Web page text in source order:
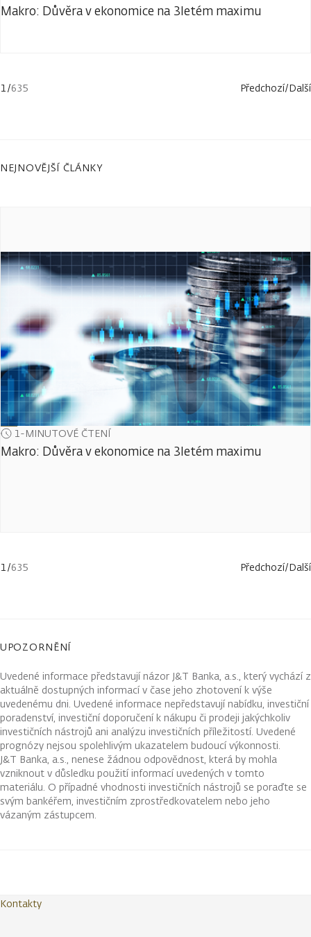
Makro: Důvěra v ekonomice na 3letém maximu
1/635 Předchozí/Další
NEJNOVĚJŠÍ ČLÁNKY
1-MINUTOVÉ ČTENÍ
Makro: Důvěra v ekonomice na 3letém maximu
1/635 Předchozí/Další
UPOZORNĚNÍ
Uvedené informace představují názor J&T Banka, a.s., který vychází z
aktuálně dostupných informací v čase jeho zhotovení k výše
uvedenému dni. Uvedené informace nepředstavují nabídku, investiční
poradenství, investiční doporučení k nákupu či prodeji jakýchkoliv
investičních nástrojů ani analýzu investičních příležitostí. Uvedené
prognózy nejsou spolehlivým ukazatelem budoucí výkonnosti.
J&T Banka, a.s., nenese žádnou odpovědnost, která by mohla
vzniknout v důsledku použití informací uvedených v tomto
materiálu. O případné vhodnosti investičních nástrojů se poraďte se
svým bankéřem, investičním zprostředkovatelem nebo jeho
vázaným zástupcem.
Kontakty